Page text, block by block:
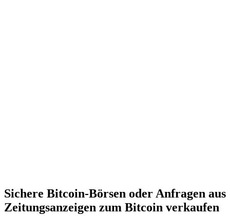
Sichere Bitcoin-Börsen oder Anfragen aus
Zeitungsanzeigen zum Bitcoin verkaufen